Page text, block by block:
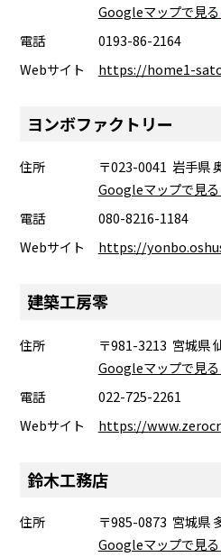
Googleマップで見る
電話
0193-86-2164
Webサイト
https://home1-
ヨンボファクトリー
住所
〒023-0041 岩手県
Googleマップで見る
電話
080-8216-1184
Webサイト
https://
建築工房零
住所
〒981-3213 宮城県
Googleマップで見る
電話
022-725-2261
Webサイト
https://
鈴木工務店
住所
〒985-0873 宮城県
Googleマップで見る